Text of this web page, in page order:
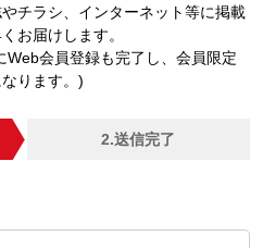
チラシ、インターネット等に掲載
お届けします。
会員登録も完了し、会員限定
ります。)
2.送信完了